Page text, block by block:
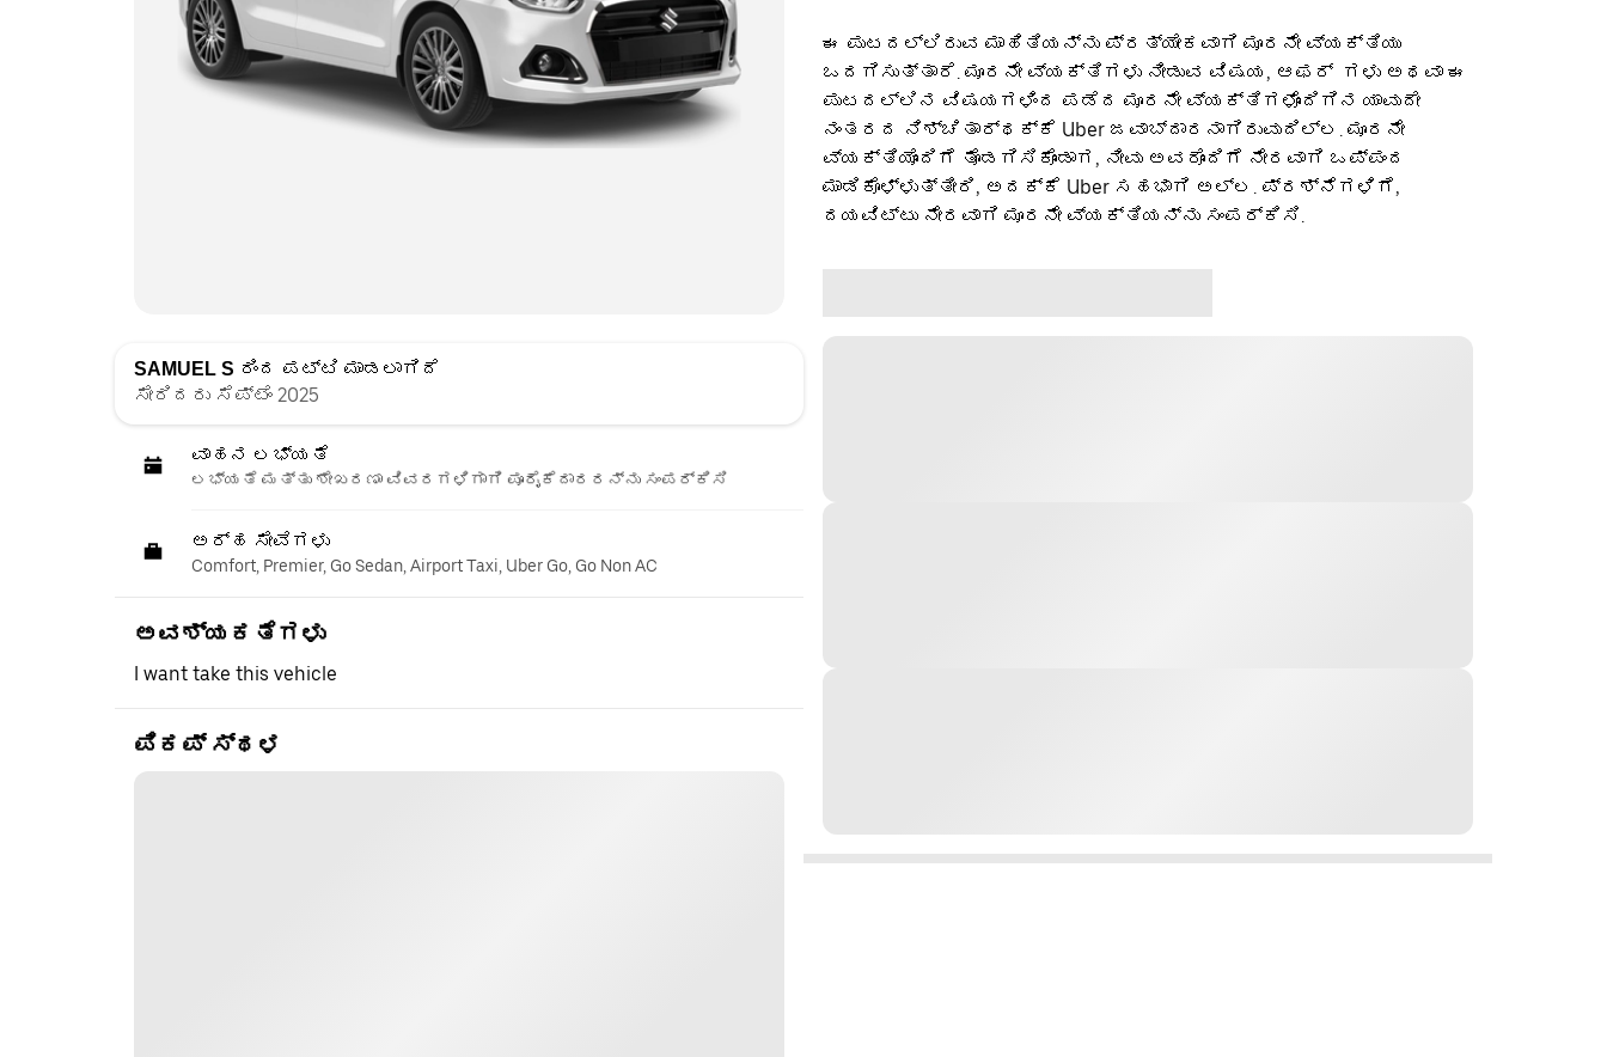
SAMUEL S ರಿಂದ ಪಟ್ಟಿ ಮಾಡಲಾಗಿದೆ
ಸೇರಿದರು ಸೆಪ್ಟೆಂ 2025
ವಾಹನ ಲಭ್ಯತೆ
ಲಭ್ಯತೆ ಮತ್ತು ಶೇಖರಣಾ ವಿವರಗಳಿಗಾಗಿ ಪೂರೈಕೆದಾರರನ್ನು ಸಂಪರ್ಕಿಸಿ
ಅರ್ಹ ಸೇವೆಗಳು
Comfort, Premier, Go Sedan, Airport Taxi, Uber Go, Go Non AC
ಅವಶ್ಯಕತೆಗಳು
I want take this vehicle
ಪಿಕಪ್ ಸ್ಥಳ
ಈ ಪುಟದಲ್ಲಿರುವ ಮಾಹಿತಿಯನ್ನು ಪ್ರತ್ಯೇಕವಾಗಿ ಮೂರನೇ ವ್ಯಕ್ತಿಯು
ಒದಗಿಸುತ್ತಾರೆ. ಮೂರನೇ ವ್ಯಕ್ತಿಗಳು ನೀಡುವ ವಿಷಯ, ಆಫರ್ ‌ ಗಳು ಅಥವಾ ಈ
ಪುಟದಲ್ಲಿನ ವಿಷಯಗಳಿಂದ ಪಡೆದ ಮೂರನೇ ವ್ಯಕ್ತಿಗಳೊಂದಿಗಿನ ಯಾವುದೇ
ನಂತರದ ನಿಶ್ಚಿತಾರ್ಥಕ್ಕೆ Uber ಜವಾಬ್ದಾರನಾಗಿರುವುದಿಲ್ಲ. ಮೂರನೇ
ವ್ಯಕ್ತಿಯೊಂದಿಗೆ ತೊಡಗಿಸಿಕೊಂಡಾಗ, ನೀವು ಅವರೊಂದಿಗೆ ನೇರವಾಗಿ ಒಪ್ಪಂದ
ಮಾಡಿಕೊಳ್ಳುತ್ತೀರಿ, ಅದಕ್ಕೆ Uber ಸಹಭಾಗಿ ಅಲ್ಲ. ಪ್ರಶ್ನೆಗಳಿಗೆ,
ದಯವಿಟ್ಟು ನೇರವಾಗಿ ಮೂರನೇ ವ್ಯಕ್ತಿಯನ್ನು ಸಂಪರ್ಕಿಸಿ.